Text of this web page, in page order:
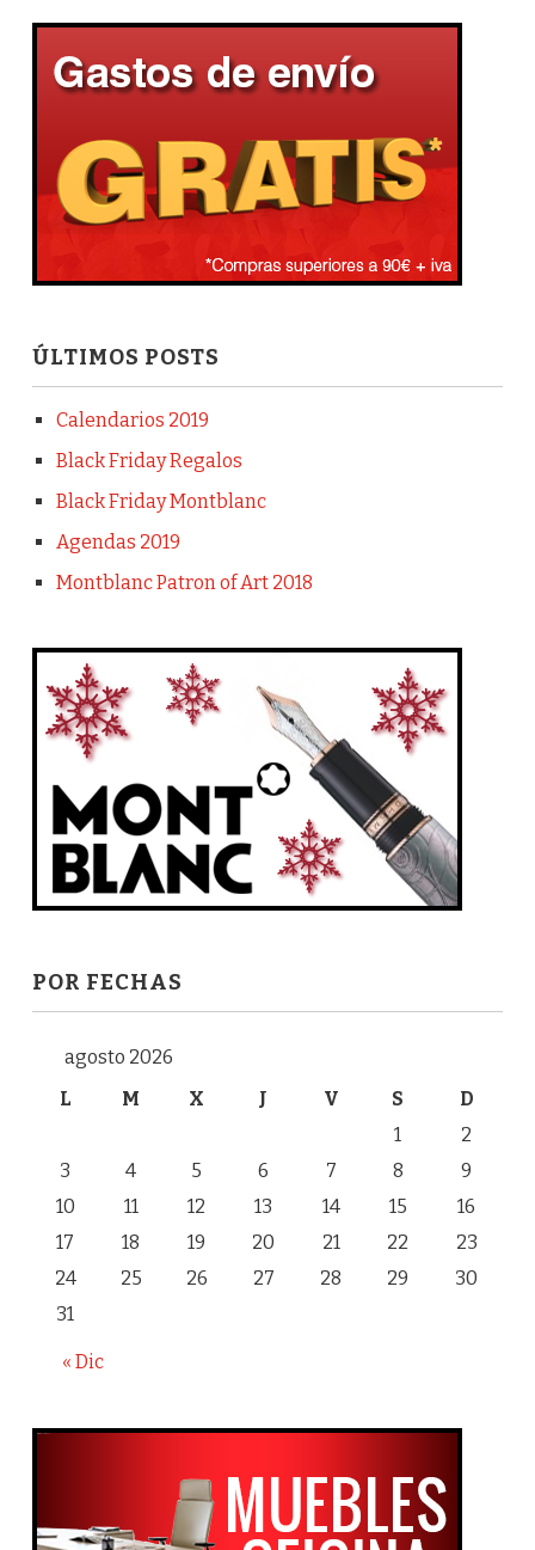
ÚLTIMOS POSTS
Calendarios 2019
Black Friday Regalos
Black Friday Montblanc
Agendas 2019
Montblanc Patron of Art 2018
POR FECHAS
agosto 2026
L
M X J V S D
« Dic
1
2
3
4 5 6 7 8
9
10
11 12 13 14 15
16
17
18 19 20 21 22
23
24
25 26 27 28 29
30
31